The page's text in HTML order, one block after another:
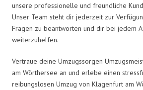
unsere professionelle und freundliche
Unser Team steht dir jederzeit zur
Fragen zu beantworten und dir bei jedem
weiterzuhelfen.
Vertraue deine Umzugssorgen
am Wörthersee an und erlebe einen
reibungslosen Umzug von Klagenfurt am